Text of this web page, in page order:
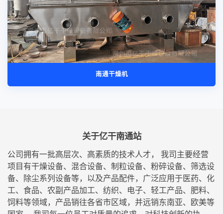
南通干燥机
关于亿干南通站
公司拥有一批高层次、高素质的技术人才， 我司主要经营
项目有干燥设备、混合设备、制粒设备、粉碎设备、筛选设
备、除尘系列设备等，以及产品配件，广泛应用于医药、化
工、食品、农副产品加工、纺织、电子、轻工产品、肥料、
饲料等领域，产品销往各省市区域，并远销东南亚、欧美等